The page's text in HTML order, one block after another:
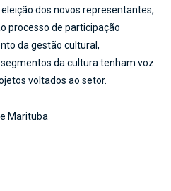
dos novos representantes,
processo de participação
da gestão cultural,
da cultura tenham voz
voltados ao setor.
Marituba